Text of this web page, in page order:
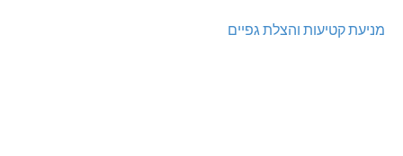
מניעת קטיעות והצלת גפיים